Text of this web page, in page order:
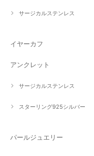
サージカルステンレス
イヤーカフ
アンクレット
サージカルステンレス
スターリング925シルバー
パールジュエリー